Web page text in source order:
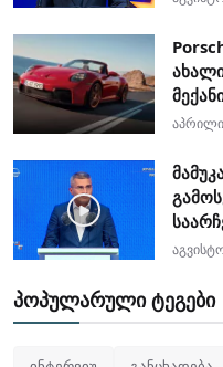
პოპულარული ტეგები